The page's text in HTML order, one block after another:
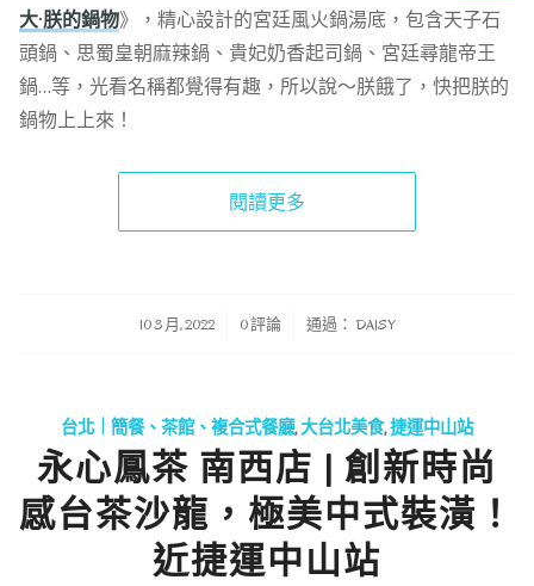
大·朕的鍋物》，精心設計的宮廷風火鍋湯底，包含天子石
頭鍋、思蜀皇朝麻辣鍋、貴妃奶香起司鍋、宮廷尋龍帝王
鍋…等，光看名稱都覺得有趣，所以說～朕餓了，快把朕的
鍋物上上來！
閱讀更多
10 3 月, 2022
/ 0 評論 通過： DAISY
台北｜簡餐、茶館、複合式餐廳,大台北美食,捷運中山站
永心鳳茶 南西店 | 創新時尚
感台茶沙龍，極美中式裝潢！
近捷運中山站